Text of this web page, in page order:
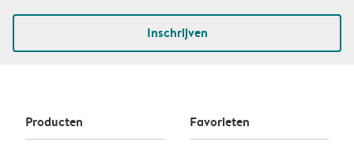
Inschrijven
Producten Favorieten